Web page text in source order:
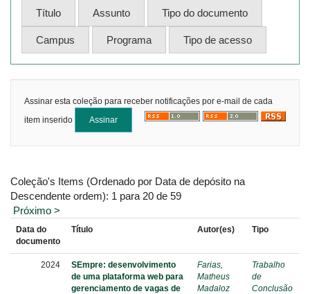
Assinar esta coleção para receber notificações por e-mail de cada
item inserido
Coleção's Items (Ordenado por Data de depósito na
Descendente ordem): 1 para 20 de 59
Próximo >
Data do
documento
Título Autor(es) Tipo
2024
SEmpre: desenvolvimento
de uma plataforma web para
gerenciamento de vagas de
Farias,
Matheus
Madaloz
Trabalho
de
Conclusão